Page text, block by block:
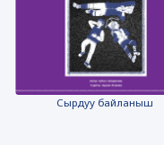
Сырдуу байланыш